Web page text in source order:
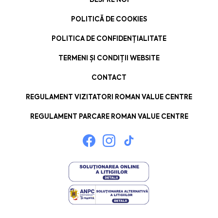
POLITICĂ DE COOKIES
POLITICA DE CONFIDENȚIALITATE
TERMENI ȘI CONDIȚII WEBSITE
CONTACT
REGULAMENT VIZITATORI ROMAN VALUE CENTRE
REGULAMENT PARCARE ROMAN VALUE CENTRE